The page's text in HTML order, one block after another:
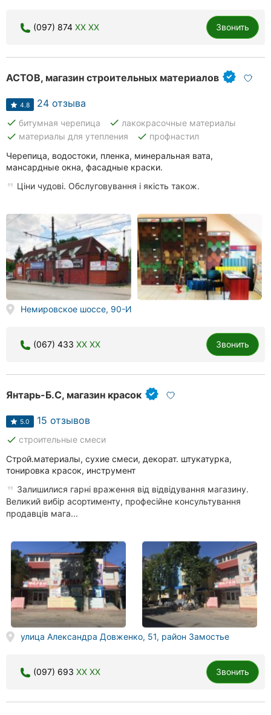
(097) 874 XX XX Звонить
АСТОВ, магазин строительных материалов
4.8 24 отзыва
done битумная черепица done лакокрасочные материалы
done материалы для утепления done профнастил
Черепица, водостоки, пленка, минеральная вата,
мансардные окна, фасадные краски.
Ціни чудові. Обслуговування і якість також.
Немировское шоссе, 90-И
(067) 433 XX XX Звонить
Янтарь-Б.С, магазин красок
5.0 15 отзывов
done строительные смеси
Строй.материалы, сухие смеси, декорат. штукатурка,
тонировка красок, инструмент
Залишилися гарні враження від відвідування магазину.
Великий вибір асортименту, професійне консультування
продавців мага...
улица Александра Довженко, 51, район Замостье
(097) 693 XX XX Звонить